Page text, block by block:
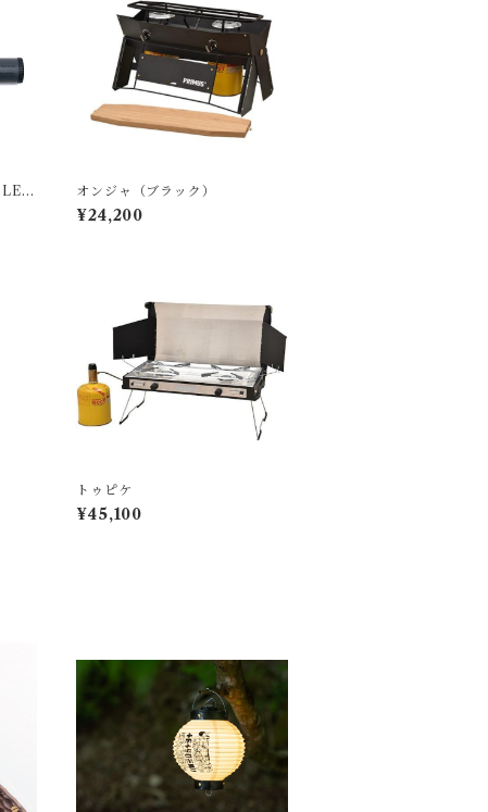
S
ー
オンジャ（ブラック）
¥24,200
トゥピケ
¥45,100